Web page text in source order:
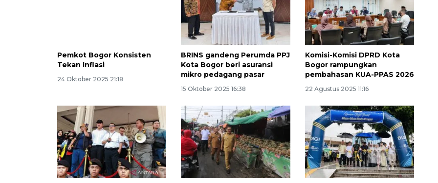
Pemkot Bogor Konsisten
Tekan Inflasi
24 Oktober 2025 21:18
BRINS gandeng Perumda PPJ
Kota Bogor beri asuransi
mikro pedagang pasar
15 Oktober 2025 16:38
Komisi-Komisi DPRD Kota
Bogor rampungkan
pembahasan KUA-PPAS 2026
22 Agustus 2025 11:16
2026 sambangi Papua
2026-08-06 13:15:00